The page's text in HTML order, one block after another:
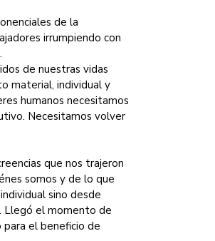
de la
irrumpiendo con
de nuestras vidas
material, individual y
humanos necesitamos
Necesitamos volver
que nos trajeron
somos y de lo que
sino desde
Llegó el momento de
para el beneficio de